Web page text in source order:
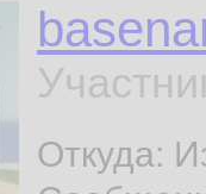
Откуда: